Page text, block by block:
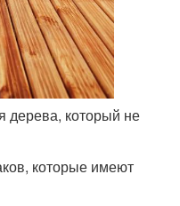
дерева, который не
которые имеют